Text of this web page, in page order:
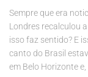
Sempre que era
Londres recalculou
isso faz sentido? E
canto do Brasil
em Belo Horizonte